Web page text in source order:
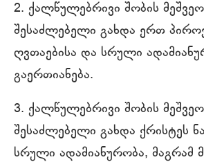
2. ქალწულებრივი შობის
შესაძლებელი გახდა ერთ
ღვთაებისა და სრული
გაერთიანება.
3. ქალწულებრივი შობის
შესაძლებელი გახდა ქრისტეს
სრული ადამიანურობა, მაგრამ